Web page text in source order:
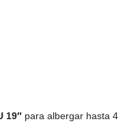
19″ para albergar hasta 4